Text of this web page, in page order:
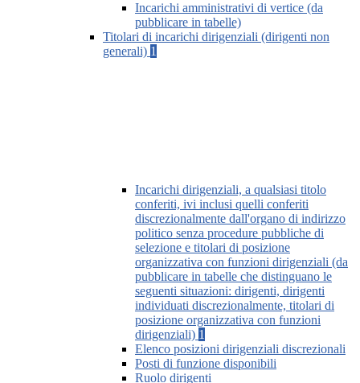
Incarichi amministrativi di vertice (da
pubblicare in tabelle)
Titolari di incarichi dirigenziali (dirigenti non
generali) 1
Incarichi dirigenziali, a qualsiasi titolo
conferiti, ivi inclusi quelli conferiti
discrezionalmente dall'organo di indirizzo
politico senza procedure pubbliche di
selezione e titolari di posizione
organizzativa con funzioni dirigenziali (da
pubblicare in tabelle che distinguano le
seguenti situazioni: dirigenti, dirigenti
individuati discrezionalmente, titolari di
posizione organizzativa con funzioni
dirigenziali) 1
Elenco posizioni dirigenziali discrezionali
Posti di funzione disponibili
Ruolo dirigenti